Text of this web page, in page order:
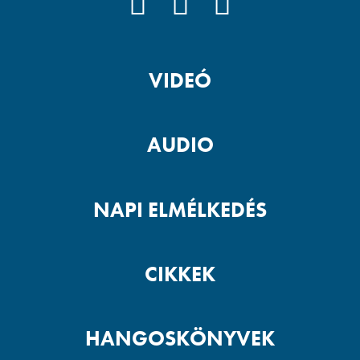
VIDEÓ
AUDIO
NAPI ELMÉLKEDÉS
CIKKEK
HANGOSKÖNYVEK